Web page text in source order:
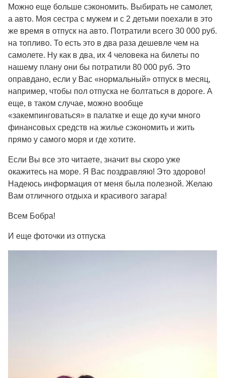
Можно еще больше сэкономить. Выбирать не самолет,
а авто. Моя сестра с мужем и с 2 детьми поехали в это
же время в отпуск на авто. Потратили всего 30 000 руб.
на топливо. То есть это в два раза дешевле чем на
самолете. Ну как в два, их 4 человека на билеты по
нашему плану они бы потратили 80 000 руб. Это
оправдано, если у Вас «нормальный» отпуск в месяц,
например, чтобы пол отпуска не болтаться в дороге. А
еще, в таком случае, можно вообще
«закемпинговаться» в палатке и еще до кучи много
финансовых средств на жилье сэкономить и жить
прямо у самого моря и где хотите.
Если Вы все это читаете, значит вы скоро уже
окажитесь на море. Я Вас поздравляю! Это здорово!
Надеюсь информация от меня была полезной. Желаю
Вам отличного отдыха и красивого загара!
Всем Бобра!
И еще фоточки из отпуска